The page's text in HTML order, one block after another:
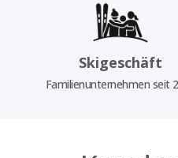
Skigeschäft
Familienunternehmen seit